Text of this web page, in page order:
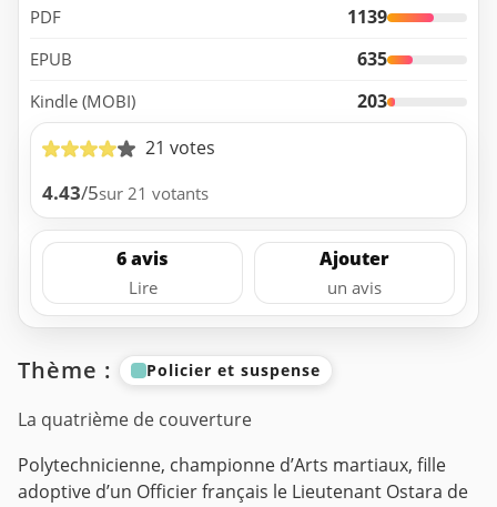
PDF 1139
EPUB 635
Kindle (MOBI)
203
21 votes
4.43/5sur 21 votants
6 avis
Lire
Ajouter
un avis
Thème : Policier et suspense
La quatrième de couverture
Polytechnicienne, championne d’Arts martiaux, fille
adoptive d’un Officier français le Lieutenant Ostara de